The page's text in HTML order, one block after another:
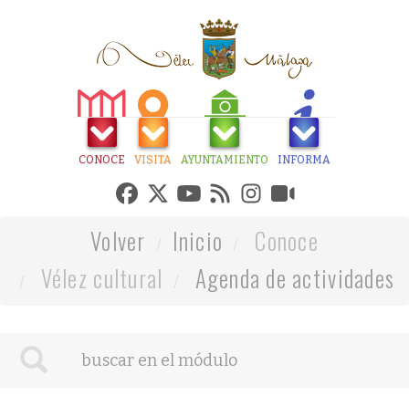
CONOCE VISITA AYUNTAMIENTO INFORMA
Volver Inicio
Conoce
Vélez cultural
Agenda de actividades